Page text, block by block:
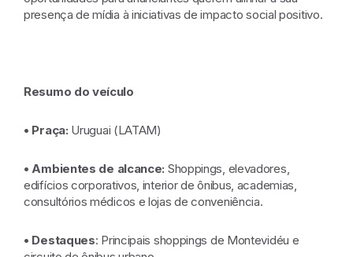
presença de mídia à iniciativas de impacto social positivo.
Resumo do veículo
• Praça: Uruguai (LATAM)
•Ambientes de alcance: Shoppings, elevadores,
edifícios corporativos, interior de ônibus, academias,
consultórios médicos e lojas de conveniência.
• Destaques: Principais shoppings de Montevidéu e